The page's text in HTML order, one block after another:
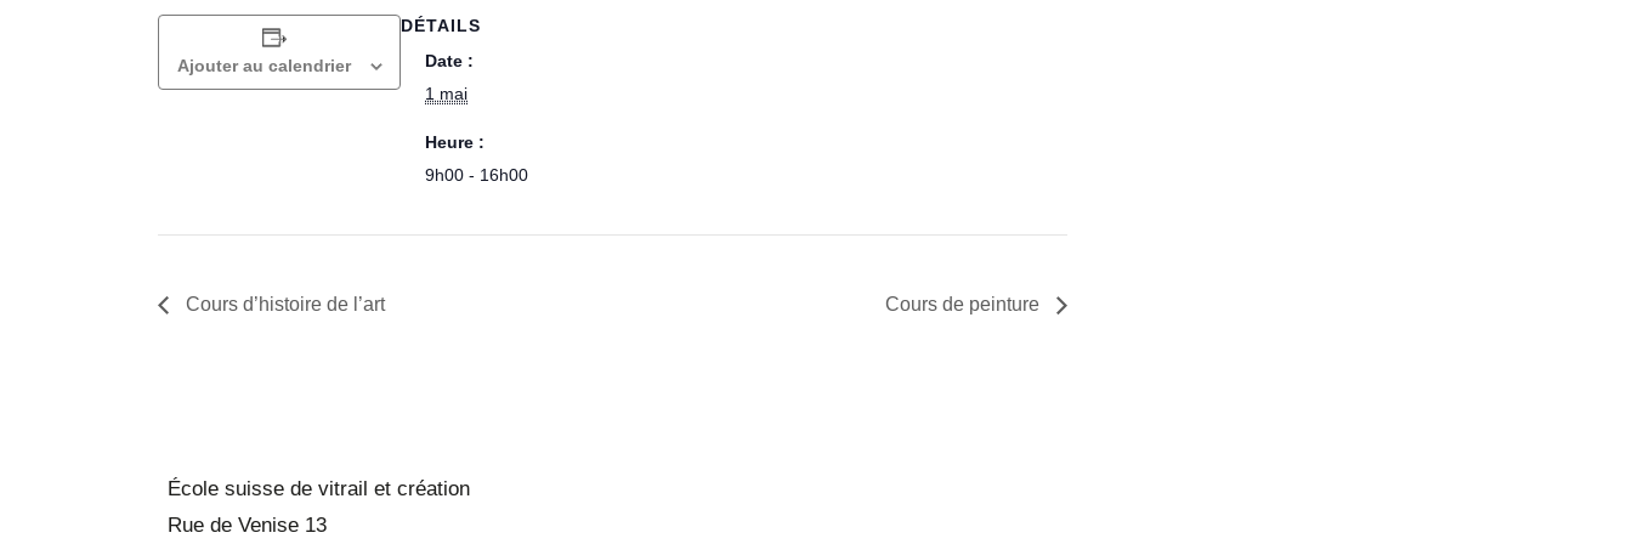
Ajouter au calendrier
DÉTAILS
Date :
1 mai
Heure :
9h00 - 16h00
Cours d’histoire de l’art Cours de peinture
École suisse de vitrail et création
Rue de Venise 13